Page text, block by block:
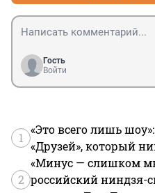
Гость
Войти
1
«Это всего лишь
«Друзей», который
2
«Минус — слишком
российский ниндзя-